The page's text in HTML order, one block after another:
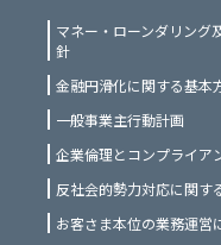
マネー・ローンダリング
針
金融円滑化に関する基本
一般事業主行動計画
企業倫理とコンプライア
反社会的勢力対応に関す
お客さま本位の業務運営